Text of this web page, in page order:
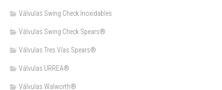
Válvulas Swing Check Inoxidables
Válvulas Swing Check Spears®
Válvulas Tres Vías Spears®
Válvulas URREA®
Válvulas Walworth®